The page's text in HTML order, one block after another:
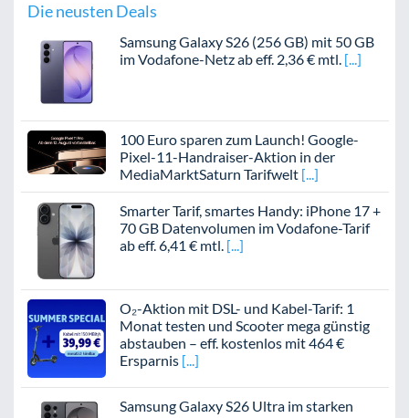
Die neusten Deals
Samsung Galaxy S26 (256 GB) mit 50 GB
im Vodafone-Netz ab eff. 2,36 € mtl.
100 Euro sparen zum Launch! Google-
Pixel-11-Handraiser-Aktion in der
MediaMarktSaturn Tarifwelt
Smarter Tarif, smartes Handy: iPhone 17 +
70 GB Datenvolumen im Vodafone-Tarif
ab eff. 6,41 € mtl.
O₂-Aktion mit DSL- und Kabel-Tarif: 1
Monat testen und Scooter mega günstig
abstauben – eff. kostenlos mit 464 €
Ersparnis
Samsung Galaxy S26 Ultra im starken